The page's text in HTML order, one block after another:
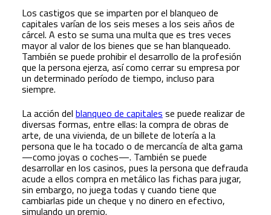
Los castigos que se imparten por el blanqueo de
capitales varían de los seis meses a los seis años de
cárcel. A esto se suma una multa que es tres veces
mayor al valor de los bienes que se han blanqueado.
También se puede prohibir el desarrollo de la profesión
que la persona ejerza, así como cerrar su empresa por
un determinado período de tiempo, incluso para
siempre.
La acción del blanqueo de capitales se puede realizar de
diversas formas, entre ellas: la compra de obras de
arte, de una vivienda, de un billete de lotería a la
persona que le ha tocado o de mercancía de alta gama
—como joyas o coches—. También se puede
desarrollar en los casinos, pues la persona que defrauda
acude a ellos compra en metálico las fichas para jugar,
sin embargo, no juega todas y cuando tiene que
cambiarlas pide un cheque y no dinero en efectivo,
simulando un premio.